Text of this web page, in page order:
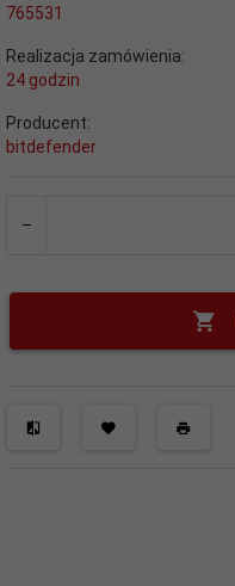
765531
Realizacja zamówienia:
24 godzin
Producent:
bitdefender